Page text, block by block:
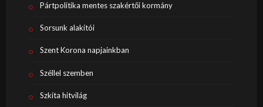
Pártpolitika mentes szakértői kormány
Sorsunk alakítói
Szent Korona napjainkban
Széllel szemben
Szkíta hitvilág